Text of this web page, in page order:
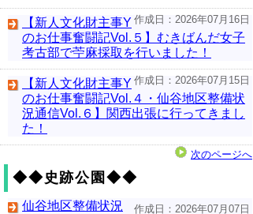
作成日：2026年07月16日
【新人文化財主事Y
のお仕事奮闘記Vol.５】むきばんだ女子
考古部で苧麻採取を行いました！
作成日：2026年07月15日
【新人文化財主事Y
のお仕事奮闘記Vol.４・仙谷地区整備状
況通信Vol.６】関西出張に行ってきまし
た！
次のページへ
◆◆史跡公園◆◆
作成日：2026年07月07日
仙谷地区整備状況